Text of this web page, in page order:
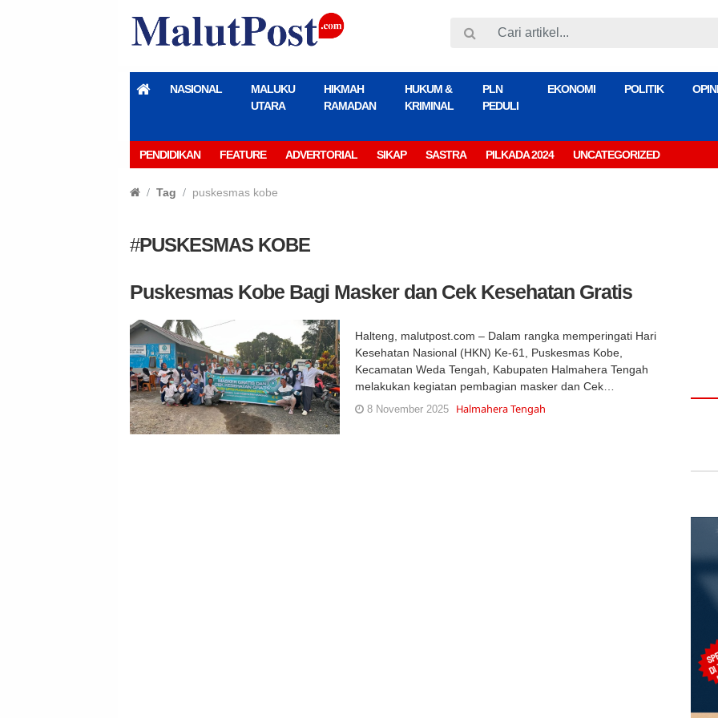
NASIONAL
MALUKU
UTARA
HIKMAH
RAMADAN
HUKUM &
KRIMINAL
PLN
PEDULI
EKONOMI POLITIK OPINI
PENDIDIKAN FEATURE ADVERTORIAL SIKAP SASTRA PILKADA 2024 UNCATEGORIZED
Tag puskesmas kobe
#PUSKESMAS KOBE
Puskesmas Kobe Bagi Masker dan Cek Kesehatan Gratis
Halteng, malutpost.com – Dalam rangka memperingati Hari
Kesehatan Nasional (HKN) Ke-61, Puskesmas Kobe,
Kecamatan Weda Tengah, Kabupaten Halmahera Tengah
melakukan kegiatan pembagian masker dan Cek…
8 November 2025 Halmahera Tengah